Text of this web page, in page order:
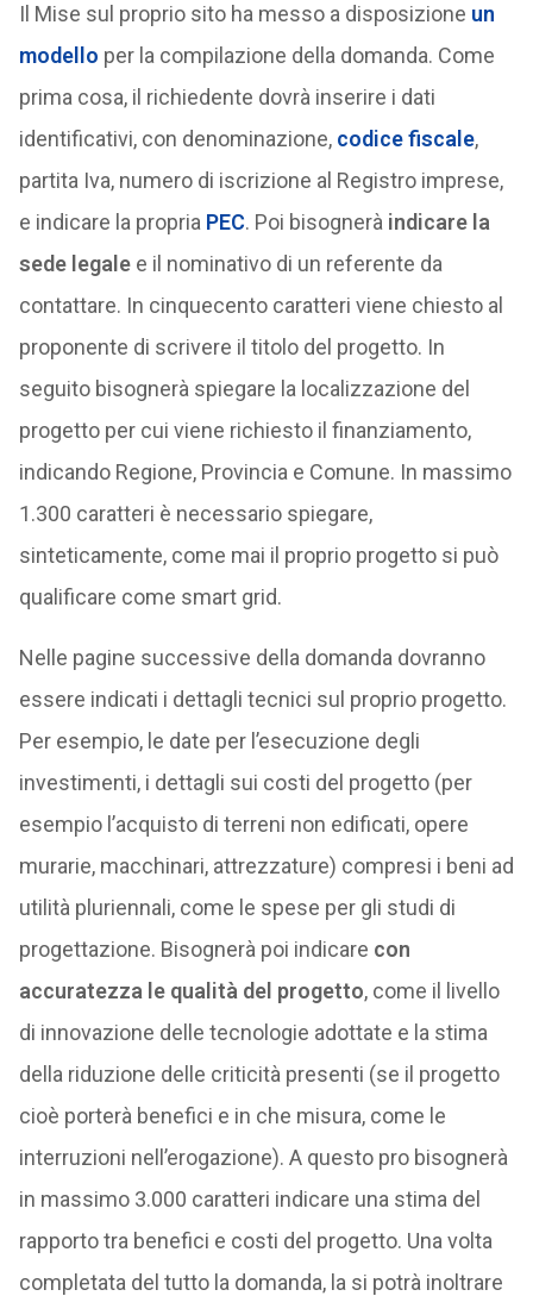
Il Mise sul proprio sito ha messo a disposizione un
modello per la compilazione della domanda. Come
prima cosa, il richiedente dovrà inserire i dati
identificativi, con denominazione, codice fiscale,
partita Iva, numero di iscrizione al Registro imprese,
e indicare la propria PEC. Poi bisognerà indicare la
sede legalee il nominativo di un referente da
contattare. In cinquecento caratteri viene chiesto al
proponente di scrivere il titolo del progetto. In
seguito bisognerà spiegare la localizzazione del
progetto per cui viene richiesto il finanziamento,
indicando Regione, Provincia e Comune. In massimo
1.300 caratteri è necessario spiegare,
sinteticamente, come mai il proprio progetto si può
qualificare come smart grid.
Nelle pagine successive della domanda dovranno
essere indicati i dettagli tecnici sul proprio progetto.
Per esempio, le date per l’esecuzione degli
investimenti, i dettagli sui costi del progetto (per
esempio l’acquisto di terreni non edificati, opere
murarie, macchinari, attrezzature) compresi i beni ad
utilità pluriennali, come le spese per gli studi di
progettazione. Bisognerà poi indicare con
accuratezza le qualità del progetto, come il livello
di innovazione delle tecnologie adottate e la stima
della riduzione delle criticità presenti (se il progetto
cioè porterà benefici e in che misura, come le
interruzioni nell’erogazione). A questo pro bisognerà
in massimo 3.000 caratteri indicare una stima del
rapporto tra benefici e costi del progetto. Una volta
completata del tutto la domanda, la si potrà inoltrare